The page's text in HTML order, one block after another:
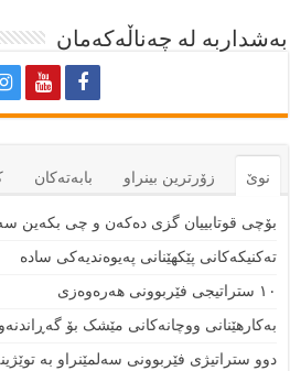
بەشداربە لە چەناڵەکەمان
نوێ زۆرترين بينراو بابەتەكان
بۆچی قوتابییان گزی دەکەن و چی بکەین
تەکنیکەکانی پێکهێنانی پەیوەندیەکی سادە
١٠ ستراتیجی فێربوونی هەرەوەزی
بەکارهێنانی ووچانەکانی مێشک بۆ
دوو ستراتیژی فێربوونی سەلمێنراو بە